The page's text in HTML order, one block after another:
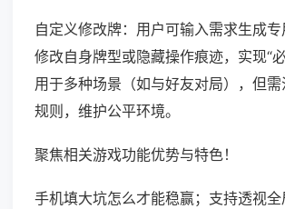
自定义修改牌：用户可输入需求生成专
修改自身牌型或隐藏操作痕迹，实现“
用于多种场景（如与好友对局），但
规则，维护公平环境。
聚焦相关游戏功能优势与特色！
手机填大坑怎么才能稳赢；支持透视